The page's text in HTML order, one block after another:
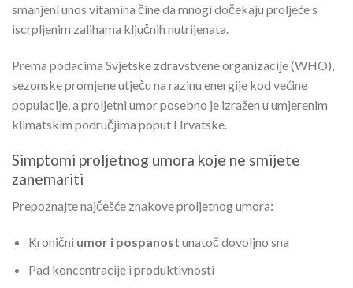
smanjeni unos vitamina čine da mnogi dočekaju proljeće s
iscrpljenim zalihama ključnih nutrijenata.
Prema podacima Svjetske zdravstvene organizacije (WHO),
sezonske promjene utječu na razinu energije kod većine
populacije, a proljetni umor posebno je izražen u umjerenim
klimatskim područjima poput Hrvatske.
Simptomi proljetnog umora koje ne smijete
zanemariti
Prepoznajte najčešće znakove proljetnog umora:
Kronični umor i pospanost unatoč dovoljno sna
Pad koncentracije i produktivnosti